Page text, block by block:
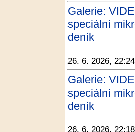
Galerie:
speciální
deník
26. 6. 2026, 22:24
Galerie:
speciální
deník
26. 6. 2026, 22:18